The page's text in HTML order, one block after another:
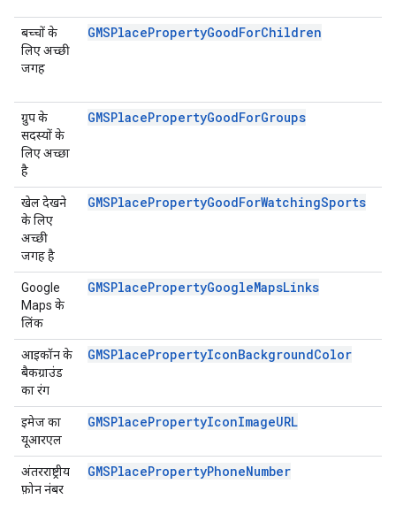
बच्चों के
लिए अच्छी
जगह
GMSPlacePropertyGoodForChildren
ग्रुप के
सदस्यों के
लिए अच्छा
है
GMSPlacePropertyGoodForGroups
खेल देखने
के लिए
अच्छी
जगह है
GMSPlacePropertyGoodForWatchingSports
Google
Maps के
लिंक
GMSPlacePropertyGoogleMapsLinks
आइकॉन के
बैकग्राउंड
का रंग
GMSPlacePropertyIconBackgroundColor
इमेज का
यूआरएल
GMSPlacePropertyIconImageURL
अंतरराष्ट्रीय
फ़ोन नंबर
GMSPlacePropertyPhoneNumber